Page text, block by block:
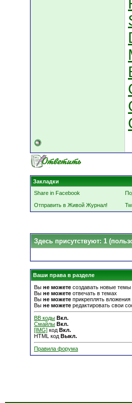
Закладки
Share in Facebook
Отправить в Живой Журнал!
Здесь присутствуют: 1
Ваши права в разделе
Вы не можете создавать новые темы
Вы не можете отвечать в темах
Вы не можете прикреплять вложения
Вы не можете редактировать свои
BB коды Вкл.
Смайлы Вкл.
[IMG] код Вкл.
HTML код Выкл.
Правила форума